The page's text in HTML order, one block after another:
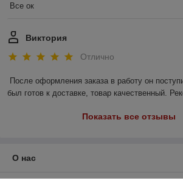
Все ок
Виктория
Отлично
После оформления заказа в работу он
был готов к доставке, товар качественный.
Показать все отзывы
О нас